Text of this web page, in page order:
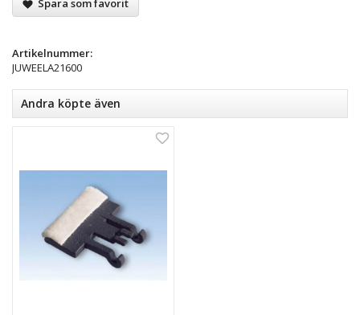
Artikelnummer:
JUWEELA21600
Andra köpte även